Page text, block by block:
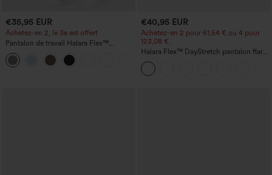
€35,95 EUR
Achetez-en 2, le 3e est offert
Pantalon de travail Halara Flex™
DayStretch à taille haute, avec poches et
coupe droite
€40,95 EUR
Achetez-en 2 pour 61,54 € ou 4 pour
123,08 €.
Halara Flex™ DayStretch pantalon flare
de travail, taille mi-haute, poche latérale
zippée